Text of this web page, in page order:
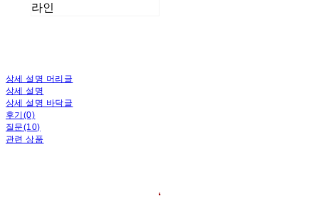
라인
상세 설명 머리글
상세 설명
상세 설명 바닥글
후기(0)
질문(10)
관련 상품
❛